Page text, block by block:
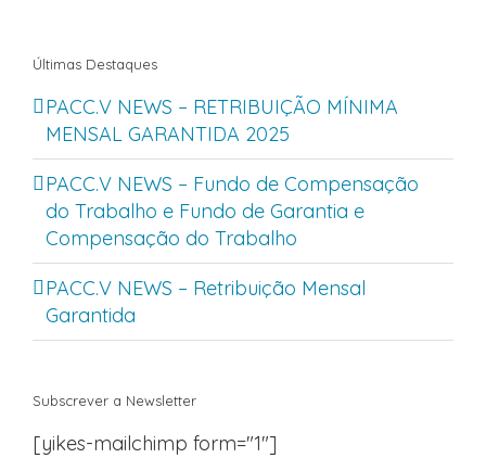
Últimas Destaques
PACC.V NEWS – RETRIBUIÇÃO MÍNIMA
MENSAL GARANTIDA 2025
PACC.V NEWS – Fundo de Compensação
do Trabalho e Fundo de Garantia e
Compensação do Trabalho
PACC.V NEWS – Retribuição Mensal
Garantida
Subscrever a Newsletter
[yikes-mailchimp form="1"]